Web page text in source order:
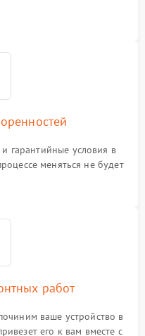
гарантийные условия в
меняться не будет
работ
ваше устройство в
его к вам вместе с